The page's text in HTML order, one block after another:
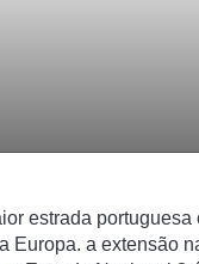
estrada portuguesa
Europa. a extensão